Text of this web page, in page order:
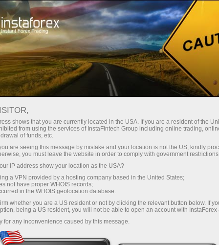
For Traders Forex Analytics
InstaForex TV
Forex TV News
shows that you are currently located in the USA. If you are a resident of the
from using the services of InstaFintech Group including online trading,
of funds, etc.
are seeing this message by mistake and your location is not the US, kindly
you must leave the website in order to comply with government
IP address show your location as the USA?
a VPN provided by a hosting company based in the United States;
not have proper WHOIS records;
in the WHOIS geolocation database.
whether you are a US resident or not by clicking the relevant button below. If
being a US resident, you will not be able to open an account with InstaForex
for any inconvenience caused by this message.